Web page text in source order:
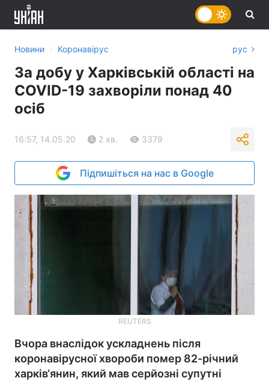
Новини › Коронавірус рус
За добу у Харківській області на
COVID-19 захворіли понад 40
осіб
16:57, 14.05.20 2 хв. 3379
Підпишіться на нас в Google
REUTERS
Вчора внаслідок ускладнень після
коронавірусної хвороби помер 82-річний
харків‘янин, який мав серйозні супутні